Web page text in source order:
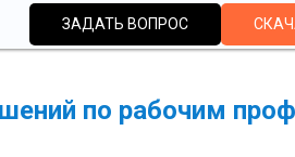
ЗАДАТЬ ВОПРОС
по рабочим